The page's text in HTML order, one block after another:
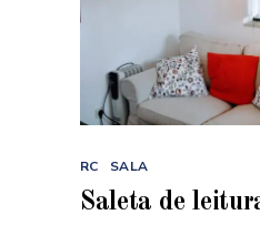
Categorias
RC SALA
Saleta de